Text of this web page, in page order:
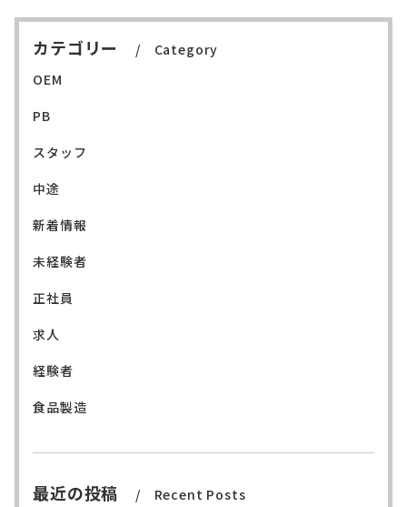
カテゴリー
Category
OEM
PB
スタッフ
中途
新着情報
未経験者
正社員
求人
経験者
食品製造
最近の投稿 Recent Posts